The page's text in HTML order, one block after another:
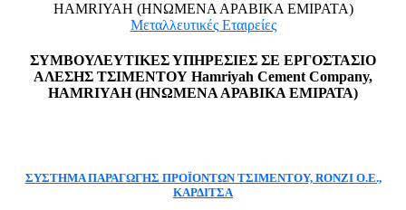
Μεταλλευτικές Εταιρείες
ΣΥΜΒΟΥΛΕΥΤΙΚΕΣ ΥΠΗΡΕΣΙΕΣ ΣΕ ΕΡΓΟΣΤΑΣΙΟ
ΑΛΕΣΗΣ ΤΣΙΜΕΝΤΟΥ Hamriyah Cement Company,
HAMRIYAH (ΗΝΩΜΕΝΑ ΑΡΑΒΙΚΑ ΕΜΙΡΑΤΑ)
ΣΥΣΤΗΜΑ ΠΑΡΑΓΩΓΗΣ ΠΡΟΪΟΝΤΩΝ ΤΣΙΜΕΝΤΟΥ, RONZI Ο.Ε.,
ΚΑΡΔΙΤΣΑ